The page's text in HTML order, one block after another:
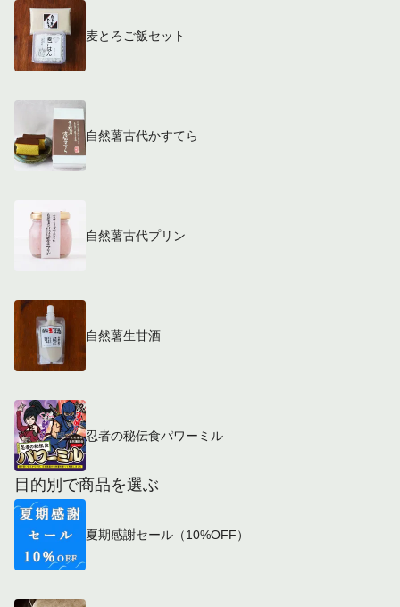
麦とろご飯セット
自然薯古代かすてら
自然薯古代プリン
自然薯生甘酒
忍者の秘伝食パワーミル
目的別で商品を選ぶ
夏期感謝セール（10%OFF）